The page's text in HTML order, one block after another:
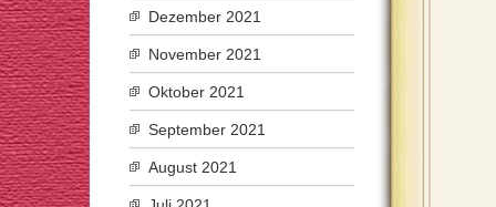
Dezember 2021
November 2021
Oktober 2021
September 2021
August 2021